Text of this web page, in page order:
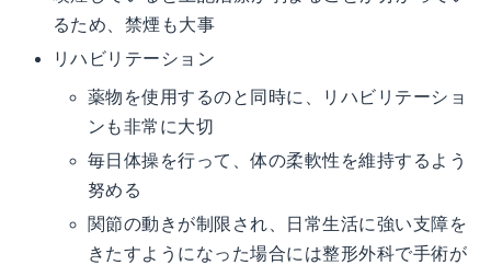
るため、禁煙も大事
リハビリテーション
薬物を使用するのと同時に、リハビリテーショ
ンも非常に大切
毎日体操を行って、体の柔軟性を維持するよう
努める
関節の動きが制限され、日常生活に強い支障を
きたすようになった場合には整形外科で手術が